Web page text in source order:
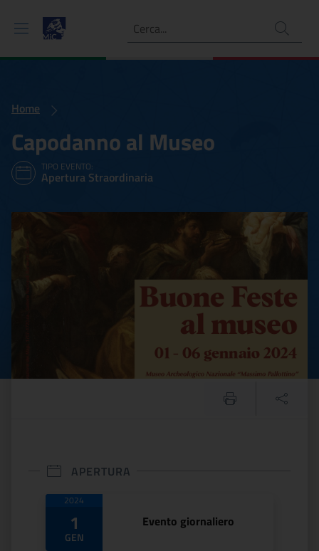
Ricerca
Home
Capodanno al Museo
TIPO EVENTO:
Apertura Straordinaria
Capodanno al Museo
APERTURA
Date di apertura
2024
1
GEN
Evento giornaliero